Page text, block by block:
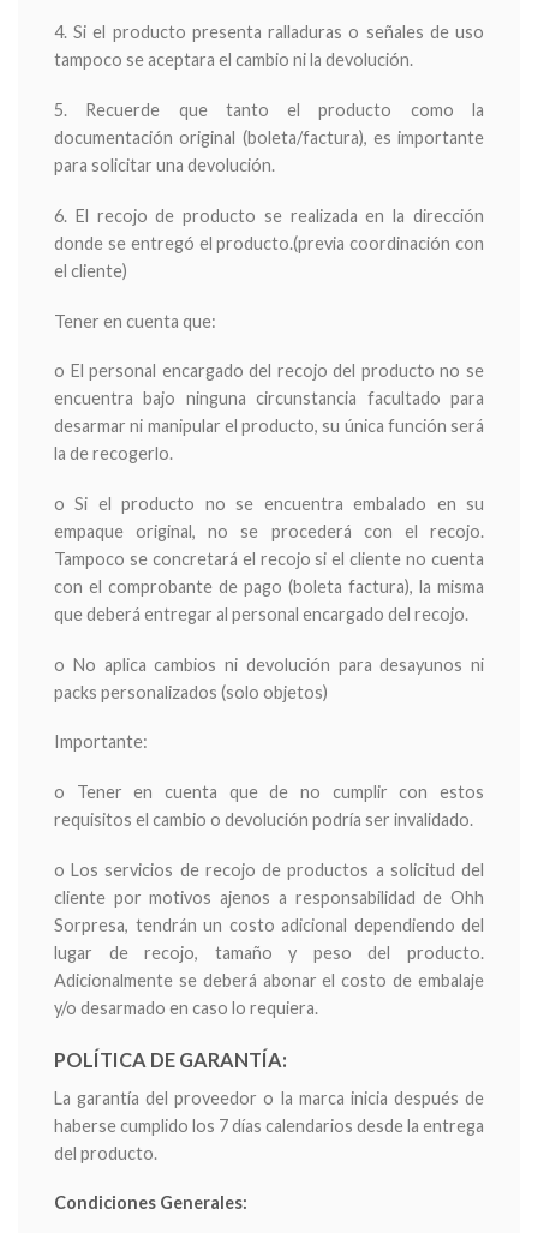
4. Si el producto presenta ralladuras o señales de uso
tampoco se aceptara el cambio ni la devolución.
5. Recuerde que tanto el producto como la
documentación original (boleta/factura), es importante
para solicitar una devolución.
6. El recojo de producto se realizada en la dirección
donde se entregó el producto.(previa coordinación con
el cliente)
Tener en cuenta que:
o El personal encargado del recojo del producto no se
encuentra bajo ninguna circunstancia facultado para
desarmar ni manipular el producto, su única función será
la de recogerlo.
o Si el producto no se encuentra embalado en su
empaque original, no se procederá con el recojo.
Tampoco se concretará el recojo si el cliente no cuenta
con el comprobante de pago (boleta factura), la misma
que deberá entregar al personal encargado del recojo.
o No aplica cambios ni devolución para desayunos ni
packs personalizados (solo objetos)
Importante:
o Tener en cuenta que de no cumplir con estos
requisitos el cambio o devolución podría ser invalidado.
o Los servicios de recojo de productos a solicitud del
cliente por motivos ajenos a responsabilidad de Ohh
Sorpresa, tendrán un costo adicional dependiendo del
lugar de recojo, tamaño y peso del producto.
Adicionalmente se deberá abonar el costo de embalaje
y/o desarmado en caso lo requiera.
POLÍTICA DE GARANTÍA:
La garantía del proveedor o la marca inicia después de
haberse cumplido los 7 días calendarios desde la entrega
del producto.
Condiciones Generales: